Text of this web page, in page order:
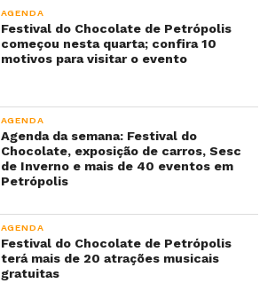
AGENDA
Festival do Chocolate de Petrópolis
começou nesta quarta; confira 10
motivos para visitar o evento
AGENDA
Agenda da semana: Festival do
Chocolate, exposição de carros, Sesc
de Inverno e mais de 40 eventos em
Petrópolis
AGENDA
Festival do Chocolate de Petrópolis
terá mais de 20 atrações musicais
gratuitas